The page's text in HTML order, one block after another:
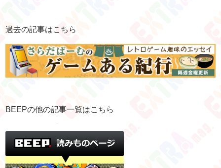
過去の記事はこちら
BEEPの他の記事一覧はこちら